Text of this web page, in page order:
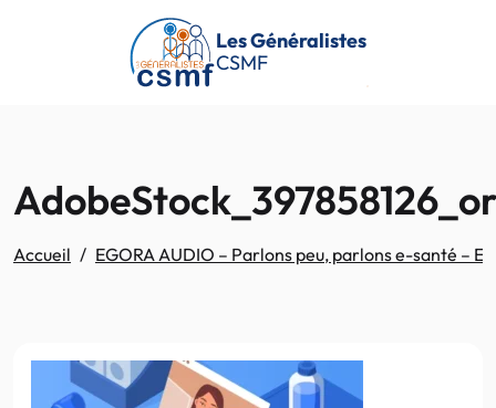
Passer au contenu principal
Les Généralistes
CSMF
Accueil EGORA AUDIO – Parlons peu, parlons e-santé –